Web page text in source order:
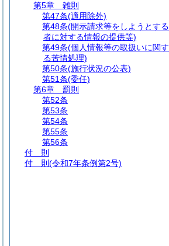
第5章
雑則
第47条(適用除外)
第48条(開示請求等をしようとする
者に対する情報の提供等)
第49条(個人情報等の取扱いに関す
る苦情処理)
第50条(施行状況の公表)
第51条(委任)
第6章
罰則
第52条
第53条
第54条
第55条
第56条
付 則
付 則 (令和7年条例第2号)